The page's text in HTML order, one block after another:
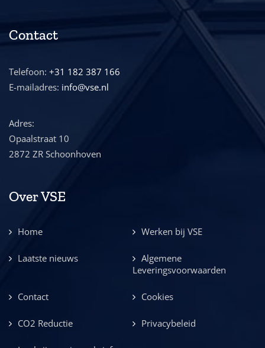
Contact
Telefoon: +31 182 387 166
E-mailadres: info@vse.nl
Adres:
Opaalstraat 10
2872 ZR Schoonhoven
Over VSE
Home Werken bij VSE
Laatste nieuws
Algemene
Leveringsvoorwaarden
Contact Cookies
CO2 Reductie Privacybeleid